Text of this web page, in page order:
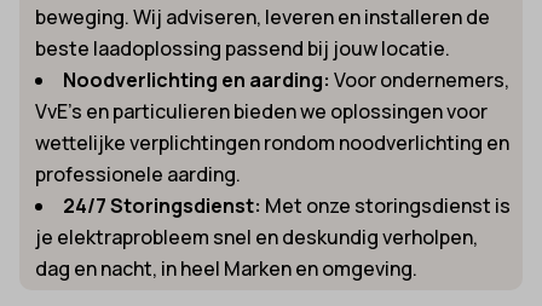
beweging. Wij adviseren, leveren en installeren de
beste laadoplossing passend bij jouw locatie.
Noodverlichting en aarding: Voor ondernemers,
VvE’s en particulieren bieden we oplossingen voor
wettelijke verplichtingen rondom noodverlichting en
professionele aarding.
24/7 Storingsdienst: Met onze storingsdienst is
je elektraprobleem snel en deskundig verholpen,
dag en nacht, in heel Marken en omgeving.